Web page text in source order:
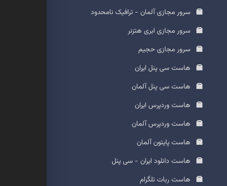
سرور مجازی آلمان - ترافیک نامحدود
سرور مجازی ابری هتزنر
سرور مجازی حجیم
هاست سی پنل ایران
هاست سی پنل آلمان
هاست وردپرس ایران
هاست وردپرس آلمان
هاست پایتون آلمان
هاست دانلود ایران - سی پنل
هاست ربات تلگرام